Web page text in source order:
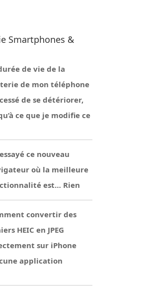
Smartphones &
de vie de la
de mon téléphone
cessé de se détériorer,
ce que je modifie ce
essayé ce nouveau
où la meilleure
est… Rien
convertir des
HEIC en JPEG
sur iPhone
application